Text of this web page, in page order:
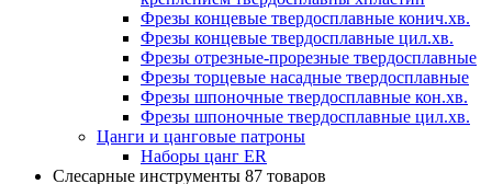
Фрезы концевые твердосплавные конич.хв.
Фрезы концевые твердосплавные цил.хв.
Фрезы отрезные-прорезные твердосплавные
Фрезы торцевые насадные твердосплавные
Фрезы шпоночные твердосплавные кон.хв.
Фрезы шпоночные твердосплавные цил.хв.
Цанги и цанговые патроны
Наборы цанг ER
Слесарные инструменты 87 товаров